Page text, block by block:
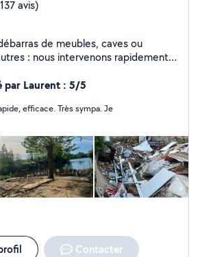
avis)
de meubles, caves ou
: nous intervenons rapidement,
par Laurent : 5/5
Très sympa. Je
Contacter